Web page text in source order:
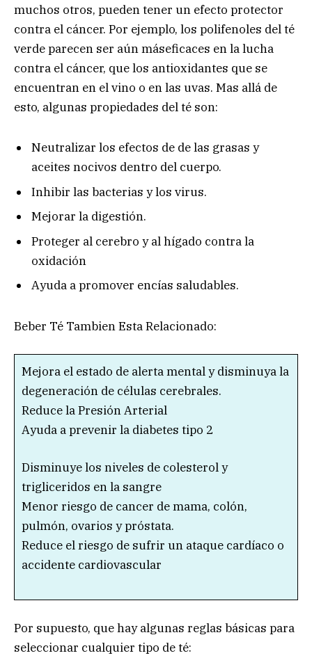
muchos otros, pueden tener un efecto protector
contra el cáncer. Por ejemplo, los polifenoles del té
verde parecen ser aún máseficaces en la lucha
contra el cáncer, que los antioxidantes que se
encuentran en el vino o en las uvas. Mas allá de
esto, algunas propiedades del té son:
Neutralizar los efectos de de las grasas y
aceites nocivos dentro del cuerpo.
Inhibir las bacterias y los virus.
Mejorar la digestión.
Proteger al cerebro y al hígado contra la
oxidación
Ayuda a promover encías saludables.
Beber Té Tambien Esta Relacionado:
Mejora el estado de alerta mental y disminuya la
degeneración de células cerebrales.
Reduce la Presión Arterial
Ayuda a prevenir la diabetes tipo 2
Disminuye los niveles de colesterol y
trigliceridos en la sangre
Menor riesgo de cancer de mama, colón,
pulmón, ovarios y próstata.
Reduce el riesgo de sufrir un ataque cardíaco o
accidente cardiovascular
Por supuesto, que hay algunas reglas básicas para
seleccionar cualquier tipo de té: